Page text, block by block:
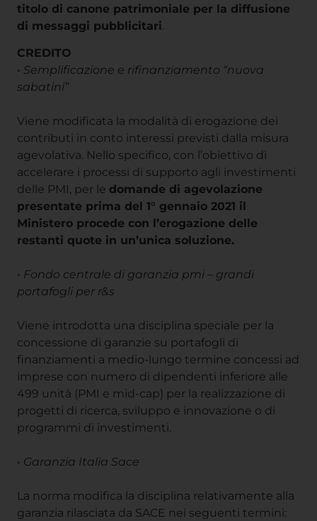
titolo di canone patrimoniale per la diffusione
di messaggi pubblicitari
CREDITO
• Semplificazione e rifinanziamento “nuova
sabatini”
Viene modificata la modalità di erogazione dei
contributi in conto interessi previsti dalla misura
agevolativa. Nello specifico, con l’obiettivo di
accelerare i processi di supporto agli investimenti
delle PMI, per le domande di agevolazione
presentate prima del 1° gennaio 2021 il
Ministero procede con l’erogazione delle
restanti quote in un’unica soluzione.
• Fondo centrale di garanzia pmi – grandi
portafogli per r&s
Viene introdotta una disciplina speciale per la
concessione di garanzie su portafogli di
finanziamenti a medio-lungo termine concessi ad
imprese con numero di dipendenti inferiore alle
499 unità (PMI e mid-cap) per la realizzazione di
progetti di ricerca, sviluppo e innovazione o di
programmi di investimenti.
• Garanzia Italia Sace
La norma modifica la disciplina relativamente alla
garanzia rilasciata da SACE nei seguenti termini: